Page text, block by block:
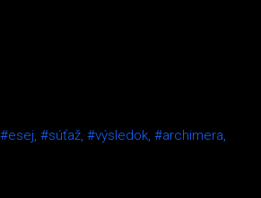
#esej, #súťaž, #výsledok, #archimera,